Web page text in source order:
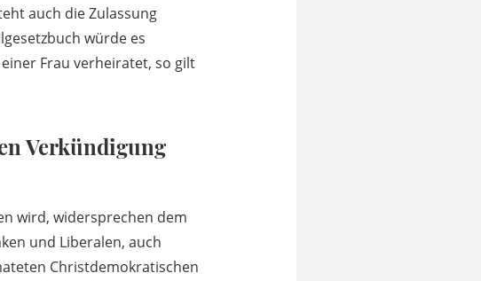
auch die Zulassung
würde es
Frau verheiratet, so gilt
Verkündigung
wird, widersprechen dem
und Liberalen, auch
Christdemokratischen